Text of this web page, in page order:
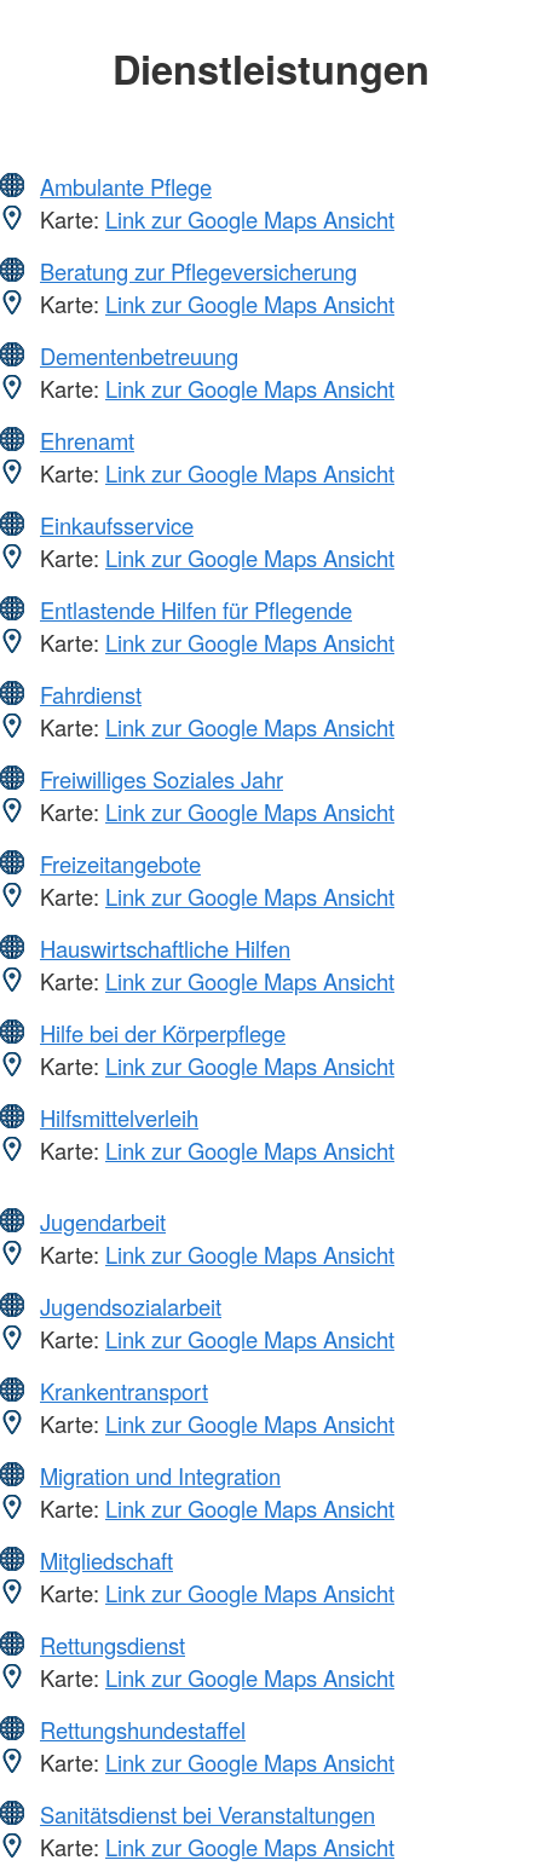
Dienstleistungen
Ambulante Pflege
Karte: Link zur Google Maps Ansicht
Beratung zur Pflegeversicherung
Karte: Link zur Google Maps Ansicht
Dementenbetreuung
Karte: Link zur Google Maps Ansicht
Ehrenamt
Karte: Link zur Google Maps Ansicht
Einkaufsservice
Karte: Link zur Google Maps Ansicht
Entlastende Hilfen für Pflegende
Karte: Link zur Google Maps Ansicht
Fahrdienst
Karte: Link zur Google Maps Ansicht
Freiwilliges Soziales Jahr
Karte: Link zur Google Maps Ansicht
Freizeitangebote
Karte: Link zur Google Maps Ansicht
Hauswirtschaftliche Hilfen
Karte: Link zur Google Maps Ansicht
Hilfe bei der Körperpflege
Karte: Link zur Google Maps Ansicht
Hilfsmittelverleih
Karte: Link zur Google Maps Ansicht
Jugendarbeit
Karte: Link zur Google Maps Ansicht
Jugendsozialarbeit
Karte: Link zur Google Maps Ansicht
Krankentransport
Karte: Link zur Google Maps Ansicht
Migration und Integration
Karte: Link zur Google Maps Ansicht
Mitgliedschaft
Karte: Link zur Google Maps Ansicht
Rettungsdienst
Karte: Link zur Google Maps Ansicht
Rettungshundestaffel
Karte: Link zur Google Maps Ansicht
Sanitätsdienst bei Veranstaltungen
Karte: Link zur Google Maps Ansicht